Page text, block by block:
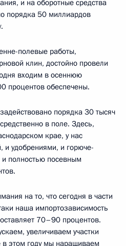
и на оборотные средства
порядка 50 миллиардов
полевые работы,
клин, достойно провели
входим в осеннюю
процентов обеспечены.
порядка 30 тысяч
в поле. Здесь,
крае, у нас
и удобрениями, и горюче-
полностью посевным
на то, что сегодня в части
наша импортозависимость
70–90 процентов.
увеличиваем участки
в этом году мы наращиваем